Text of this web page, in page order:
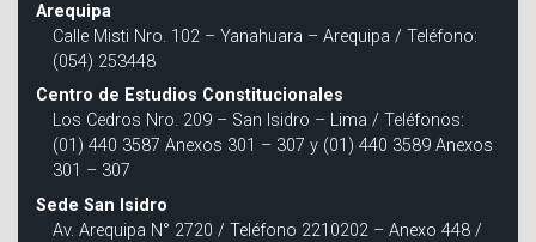
Arequipa
Calle Misti Nro. 102 – Yanahuara – Arequipa / Teléfono:
(054) 253448
Centro de Estudios Constitucionales
Los Cedros Nro. 209 – San Isidro – Lima / Teléfonos:
(01) 440 3587 Anexos 301 – 307 y (01) 440 3589 Anexos
301 – 307
Sede San Isidro
Av. Arequipa N° 2720 / Teléfono 2210202 – Anexo 448 /